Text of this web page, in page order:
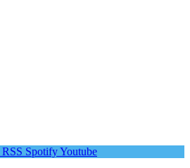
RSS SpotifyYoutube